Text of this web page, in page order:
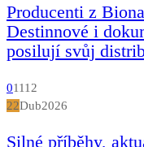
Producenti z
Destinnové i
posilují svůj
01112
22Dub2026
Silné příběhy,